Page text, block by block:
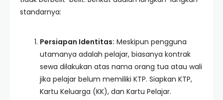
standarnya:
Persiapan Identitas: Meskipun pengguna
utamanya adalah pelajar, biasanya kontrak
sewa dilakukan atas nama orang tua atau wali
jika pelajar belum memiliki KTP. Siapkan KTP,
Kartu Keluarga (KK), dan Kartu Pelajar.